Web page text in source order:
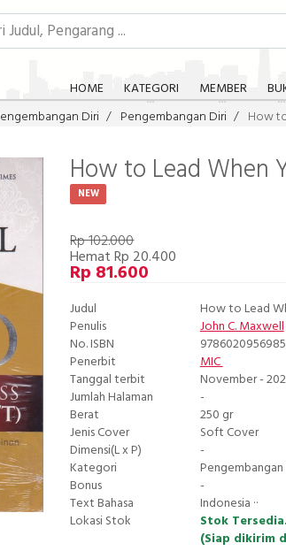
HOME KATEGORI MEMBER
Diri Pengembangan Diri How
How to Lead When
NEW
Rp 102.000
Hemat Rp 20.400
Rp 81.600
Judul
How to Lead
Penulis
John C. Maxwell
No. ISBN
9786020956985
Penerbit
MIC
Tanggal terbit
November -
Jumlah Halaman
-
Berat
250 gr
Jenis Cover
Soft Cover
Dimensi(L x P)
-
Kategori
Pengembangan
Bonus
-
Text Bahasa
Indonesia ··
Lokasi Stok
Stok Tersedia.
(Siap dikirim